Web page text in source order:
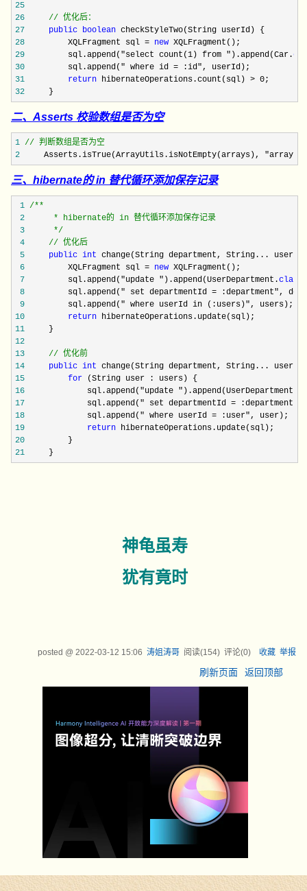
25
26
// 优化后：
27
public boolean
28
         XQLFragment sql =
new
29
         sql.append("select count(1) from ").append(Car.
30
         sql.append(" where id = :id"
31
return hibernateOperations.count(sql) > 0
32
     }
二、Asserts 校验数组是否为空
1 // 判断数组是否为空
2
Asserts.isTrue(ArrayUtils.isNotEmpty(arrays), "arrays
三、hibernate的 in 替代循环添加保存记录
1 /**
2
3
*/
4
// 优化后
5
public int
6
         XQLFragment sql =
new
7
         sql.append("update ").append(UserDepartment.
class
8
         sql.append(" set departmentId = :department"
9
         sql.append(" where userId in (:users)"
10
return
11
12
13
// 优化前
14
public int
15
for
16
             sql.append("update ").append(UserDepartment.
17
             sql.append(" set departmentId = :department"
18
             sql.append(" where userId = :user"
19
return
20
21
     }
神龟虽寿
犹有竟时
posted @ 2022-03-12 15:06 涛姐涛哥阅读(154) 评论(0) 收藏 举报
刷新页面 返回顶部